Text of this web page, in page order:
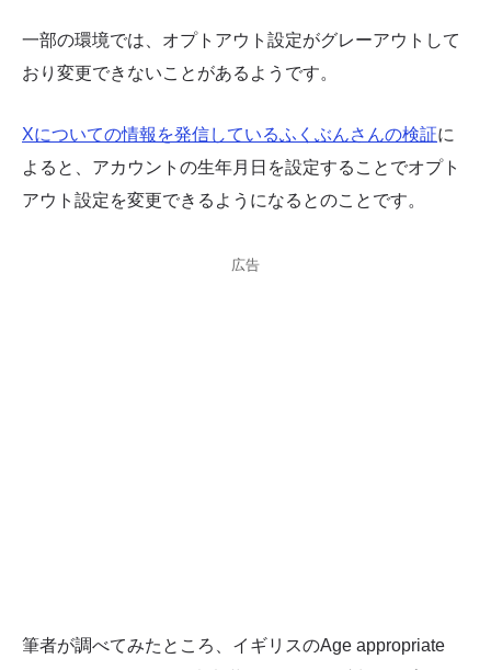
一部の環境では、オプトアウト設定がグレーアウトして
おり変更できないことがあるようです。
Xについての情報を発信しているふくぶんさんの検証に
よると、アカウントの生年月日を設定することでオプト
アウト設定を変更できるようになるとのことです。
広告
筆者が調べてみたところ、イギリスのAge appropriate